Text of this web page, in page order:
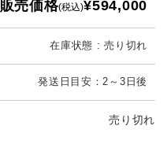
販売価格(税込)¥594,000
在庫状態 : 売り切れ
発送日目安：2～3日後
売り切れ